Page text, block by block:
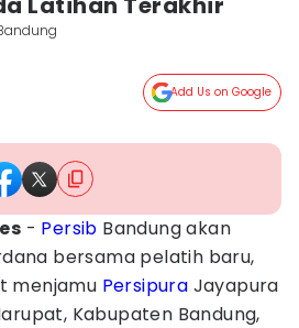
Add Us on Google
- Persib Bandung akan
bersama pelatih baru,
menjamu Persipura Jayapura
Kabupaten Bandung,